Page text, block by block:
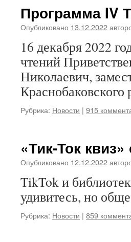
Программа IV
Опубликовано 13.12.2022
16 декабря 2022
чтений
Николаевич,
Рубрика: Новости | 915
«Тик-Ток
Опубликовано 12.12.2022
TikTok и
удивитесь, но
Рубрика: Новости | 859